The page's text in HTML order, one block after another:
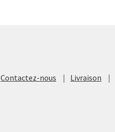
Contactez-nous Livraison